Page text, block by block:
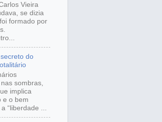
Vieira
se dizia
formado por
do
sombras,
implica
e o bem
“liberdade ...